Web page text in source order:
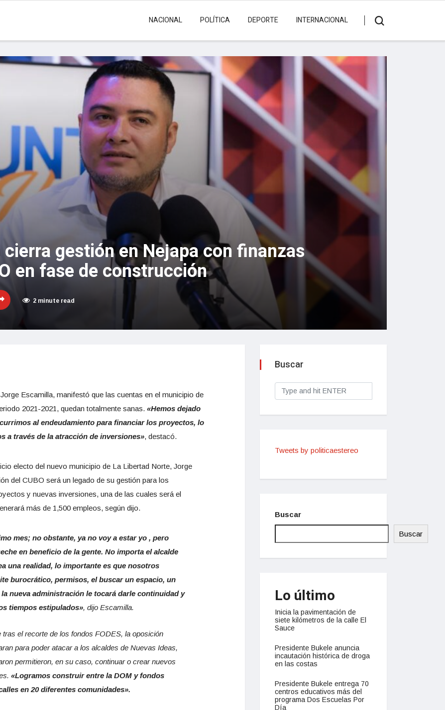
NACIONAL POLÍTICA DEPORTE INTERNACIONAL
gestión en Nejapa con finanzas
en fase de construcción
2 minute read
Escamilla, manifestó que las cuentas en el municipio de
2021-2021, quedan totalmente sanas. «Hemos dejado
al endeudamiento para financiar los proyectos, lo
a través de la atracción de inversiones», destacó.
electo del nuevo municipio de La Libertad Norte, Jorge
del CUBO será un legado de su gestión para los
y nuevas inversiones, una de las cuales será el
más de 1,500 empleos, según dijo.
mes; no obstante, ya no voy a estar yo , pero
en beneficio de la gente. No importa el alcalde
una realidad, lo importante es que nosotros
burocrático, permisos, el buscar un espacio, un
nueva administración le tocará darle continuidad y
tiempos estipulados», dijo Escamilla.
el recorte de los fondos FODES, la oposición
para poder atacar a los alcaldes de Nuevas Ideas,
permitieron, en su caso, continuar o crear nuevos
«Logramos construir entre la DOM y fondos
en 20 diferentes comunidades».
Buscar
Tweets by politicaestereo
Buscar
Buscar
Lo último
Inicia la pavimentación de
siete kilómetros de la calle El
Sauce
Presidente Bukele anuncia
incautación histórica de droga
en las costas
Presidente Bukele entrega 70
centros educativos más del
programa Dos Escuelas Por
Día